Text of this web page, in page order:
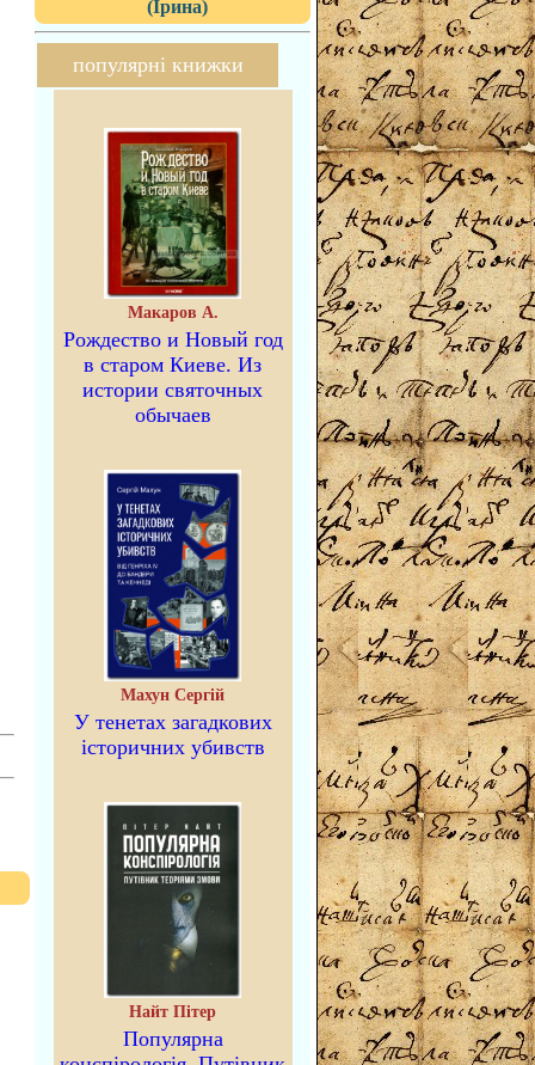
(Ірина)
популярні книжки
Макаров А.
Рождество и Новый год
в старом Киеве. Из
истории святочных
обычаев
Махун Сергій
У тенетах загадкових
історичних убивств
Найт Пітер
Популярна